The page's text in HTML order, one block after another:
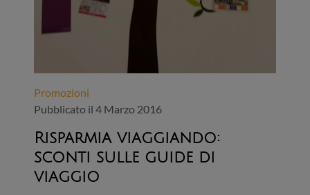
Promozioni
Pubblicato il 4 Marzo 2016
Risparmia viaggiando:
sconti sulle guide di
viaggio